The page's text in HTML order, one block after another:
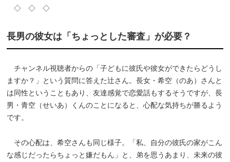
◇ ◇ ◇
長男の彼女は「ちょっとした審査」が必要？
チャンネル視聴者からの「子どもに彼氏や彼女ができたらどうし
ますか？」という質問に答えた辻さん。長女・希空（のあ）さんと
は同性ということもあり、友達感覚で恋愛話もするそうですが、長
男・青空（せいあ）くんのことになると、心配な気持ちが勝るよう
です。
その心配は、希空さんも同じ様子。「私、自分の彼氏の家がこん
な感じだったらちょっと嫌だもん」と、弟を思うあまり、未来の彼